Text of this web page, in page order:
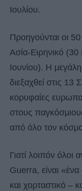
Ιουλίου.
Προηγούνται οι
Ασία-Ειρηνικό
Ιουνίου). Η
διεξαχθεί στις
κορυφαίες
στους
από όλο τον
Γιατί λοιπόν όλοι
Guerra, είναι
και χορταστικό –